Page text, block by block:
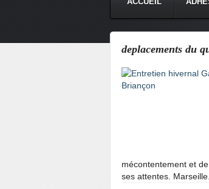
deplacements du
mécontentement et de
ses attentes.